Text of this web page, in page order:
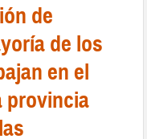
de
de los
en el
provincia